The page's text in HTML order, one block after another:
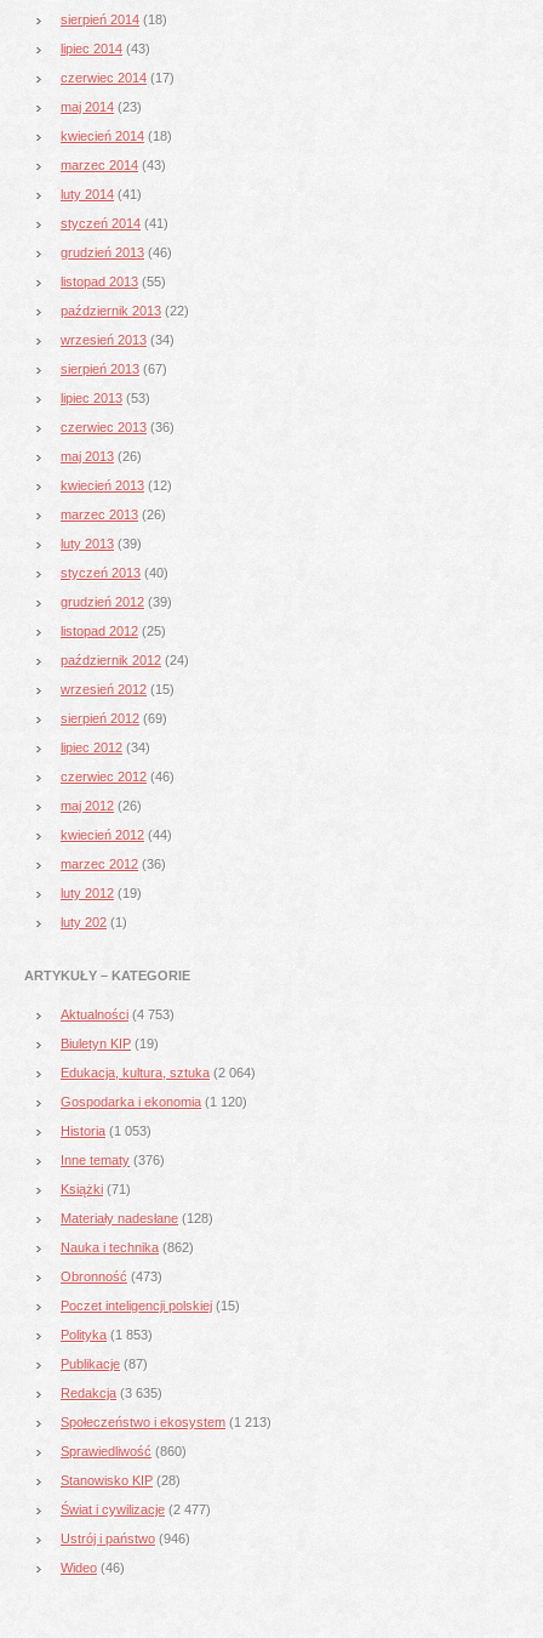
sierpień 2014 (18)
lipiec 2014 (43)
czerwiec 2014 (17)
maj 2014 (23)
kwiecień 2014 (18)
marzec 2014 (43)
luty 2014 (41)
styczeń 2014 (41)
grudzień 2013 (46)
listopad 2013 (55)
październik 2013 (22)
wrzesień 2013 (34)
sierpień 2013 (67)
lipiec 2013 (53)
czerwiec 2013 (36)
maj 2013 (26)
kwiecień 2013 (12)
marzec 2013 (26)
luty 2013 (39)
styczeń 2013 (40)
grudzień 2012 (39)
listopad 2012 (25)
październik 2012 (24)
wrzesień 2012 (15)
sierpień 2012 (69)
lipiec 2012 (34)
czerwiec 2012 (46)
maj 2012 (26)
kwiecień 2012 (44)
marzec 2012 (36)
luty 2012 (19)
luty 202 (1)
ARTYKUŁY – KATEGORIE
Aktualności (4 753)
Biuletyn KIP (19)
Edukacja, kultura, sztuka (2 064)
Gospodarka i ekonomia (1 120)
Historia (1 053)
Inne tematy (376)
Książki (71)
Materiały nadesłane (128)
Nauka i technika (862)
Obronność (473)
Poczet inteligencji polskiej (15)
Polityka (1 853)
Publikacje (87)
Redakcja (3 635)
Społeczeństwo i ekosystem (1 213)
Sprawiedliwość (860)
Stanowisko KIP (28)
Świat i cywilizacje (2 477)
Ustrój i państwo (946)
Wideo (46)